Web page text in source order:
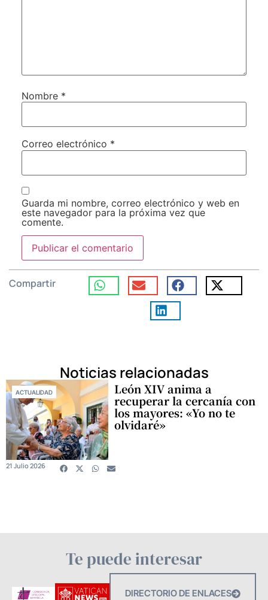
Nombre *
Correo electrónico *
Guarda mi nombre, correo electrónico y web en
este navegador para la próxima vez que
comente.
Compartir
Noticias relacionadas
ACTUALIDAD León XIV anima a
recuperar la cercanía con
los mayores: «Yo no te
olvidaré»
21 Julio 2026
Te puede interesar
DIRECTORIO DE ENLACES